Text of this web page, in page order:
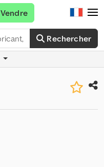
Rechercher
Vendre